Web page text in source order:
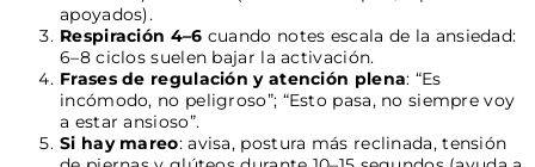
apoyados).
Respiración 4–6 cuando notes escala de la ansiedad:
6–8 ciclos suelen bajar la activación.
Frases de regulación y atención plena: “Es
incómodo, no peligroso”; “Esto pasa, no siempre voy
a estar ansioso”.
Si hay mareo: avisa, postura más reclinada, tensión